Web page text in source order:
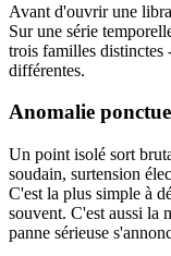
Avant d'ouvrir une
Sur une série
trois familles distinctes
différentes.
Anomalie
Un point isolé sort
soudain, surtension
C'est la plus simple à
souvent. C'est aussi la
panne sérieuse